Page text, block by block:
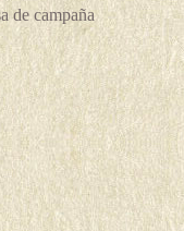
de campaña